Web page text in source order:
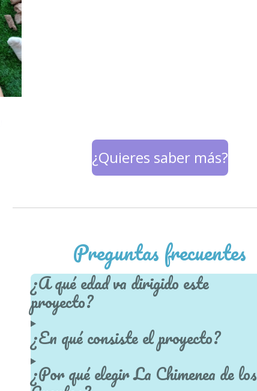
¿Quieres saber más?
Preguntas frecuentes
¿A qué edad va dirigido este
proyecto?
¿En qué consiste el proyecto?
¿Por qué elegir La Chimenea de los